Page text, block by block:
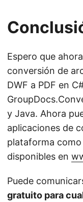
Espero que
conversión de
DWF a PDF en
y Java. Ahora
aplicaciones de
plataforma como
disponibles en
Puede
gratuito para